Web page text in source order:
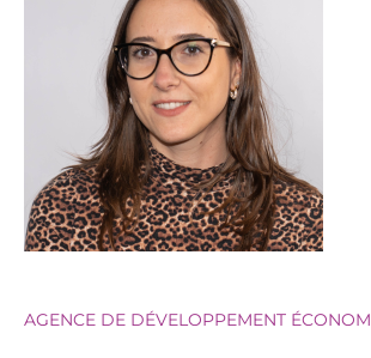
AGENCE DE DÉVELOPPEMENT